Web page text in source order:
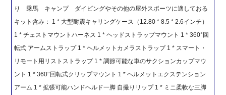
り 乗馬 キャンプ ダイビングやその他の屋外スポーツに適しておる
キット含み： 1 * 大型耐震キャリングケース（12.80 * 8.5 * 2.6インチ）
1 * チェストマウントハーネス 1 * ヘッドストラップマウント 1 * 360°回
転式 アームストラップ 1 * ヘルメットカメラストラップ 1 * スマート・
リモート用リストストラップ 1 * 調節可能な車のサクションカップマウ
ント 1 * 360°回転式クリップマウント 1 * ヘルメットエクステンション
アーム 1 * 拡張可能ハンドヘルド一脚 自撮りリップ 1 * ミニ柔軟な三脚